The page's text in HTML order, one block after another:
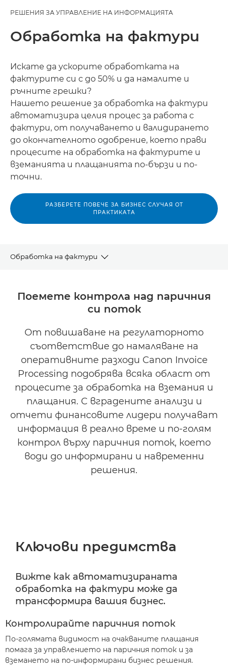
РЕШЕНИЯ ЗА УПРАВЛЕНИЕ НА ИНФОРМАЦИЯТА
Обработка на фактури
Искате да ускорите обработката на
фактурите си с до 50% и да намалите и
ръчните грешки?
Нашето решение за обработка на фактури
автоматизира целия процес за работа с
фактури, от получаването и валидирането
до окончателното одобрение, което прави
процесите на обработка на фактурите и
вземанията и плащанията по-бързи и по-
точни.
РАЗБЕРЕТЕ ПОВЕЧЕ ЗА БИЗНЕС СЛУЧАЯ ОТ
ПРАКТИКАТА
Обработка на фактури
КЛЮЧОВИ ПРЕДИМСТВА
БИЗНЕС СЛУЧАЙ ОТ ПРАКТИКАТА
СЛУЧАЙ ОТ ПРАКТИКАТА
СВЪРЖЕТЕ СЕ С НАС
Поемете контрола над паричния
си поток
От повишаване на регулаторното
съответствие до намаляване на
оперативните разходи Canon Invoice
Processing подобрява всяка област от
процесите за обработка на вземания и
плащания. С вградените анализи и
отчети финансовите лидери получават
информация в реално време и по-голям
контрол върху паричния поток, което
води до информирани и навременни
решения.
Ключови предимства
Вижте как автоматизираната
обработка на фактури може да
трансформира вашия бизнес.
Контролирайте паричния поток
По-голямата видимост на очакваните плащания
помага за управлението на паричния поток и за
вземането на по-информирани бизнес решения.